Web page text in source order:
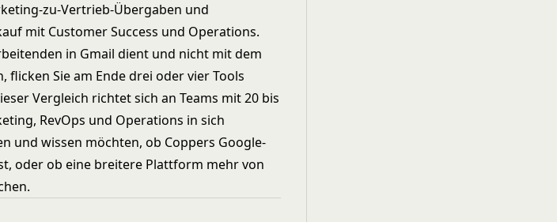
zu-Vertrieb-Übergaben und
mit Customer Success und Operations.
in Gmail dient und nicht mit dem
Sie am Ende drei oder vier Tools
Vergleich richtet sich an Teams mit 20 bis
RevOps und Operations in sich
und wissen möchten, ob Coppers Google-
oder ob eine breitere Plattform mehr von